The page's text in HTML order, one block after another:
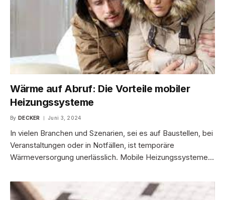
Wärme auf Abruf: Die Vorteile mobiler
Heizungssysteme
By DECKER Juni 3, 2024
In vielen Branchen und Szenarien, sei es auf Baustellen, bei
Veranstaltungen oder in Notfällen, ist temporäre
Wärmeversorgung unerlässlich. Mobile Heizungssysteme…